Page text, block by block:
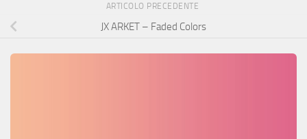
ARTICOLO PRECEDENTE
JX ARKET – Faded Colors